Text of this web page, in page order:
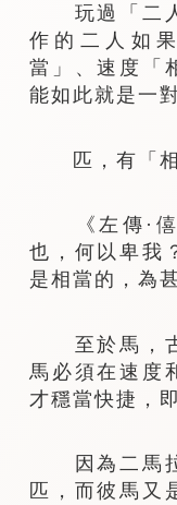
玩過「二人
作的二人如
當」、速度「
能如此就是一
匹，有「相
《左傳·僖
也，何以卑我
是相當的，為
至於馬，古
馬必須在速度
才穩當快捷，
因為二馬拉
匹，而彼馬又